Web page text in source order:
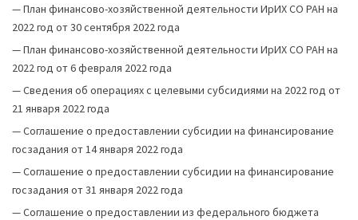
—План финансово-хозяйственной деятельности ИрИХ СО РАН на
2022 год от 30 сентября 2022 года
—План финансово-хозяйственной деятельности ИрИХ СО РАН на
2022 год от 6 февраля 2022 года
—Сведения об операциях с целевыми субсидиями на 2022 год от
21 января 2022 года
—Соглашение о предоставлении субсидии на финансирование
госзадания от 14 января 2022 года
—Соглашение о предоставлении субсидии на финансирование
госзадания от 31 января 2022 года
—Соглашение о предоставлении из федерального бюджета